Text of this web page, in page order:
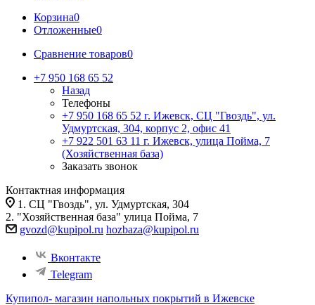
Корзина0
Отложенные0
Сравнение товаров0
+7 950 168 65 52
Назад
Телефоны
+7 950 168 65 52 г. Ижевск, СЦ "Гвоздь", ул.
Удмуртская, 304, корпус 2, офис 41
+7 922 501 63 11 г. Ижевск, улица Пойма, 7
(Хозяйственная база)
Заказать звонок
Контактная информация
1. СЦ "Гвоздь", ул. Удмуртская, 304
2. "Хозяйственная база" улица Пойма, 7
gvozd@kupipol.ru hozbaza@kupipol.ru
Вконтакте
Telegram
Купипол- магазин напольных покрытий в Ижевске